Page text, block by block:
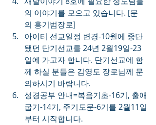
의 이야기를 모으고 있습니다. [문
의 홍기범장로]
아이티 선교일정 변경-10월에 중단
됐던 단기선교를 24년 2월19일-23
일에 가고자 합니다. 단기선교에 함
께 하실 분들은 김영도 장로님께 문
의하시기 바랍니다.
성경공부 안내=복음기초-16기, 출애
굽기-14기, 주기도문-6기를 2월11일
부터 시작합니다.